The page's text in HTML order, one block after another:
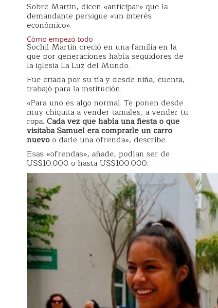
Sobre Martin, dicen «anticipar» que la
demandante persigue «un interés
económico».
Cómo empezó todo
Sochil Martin creció en una familia en la
que por generaciones había seguidores de
la iglesia La Luz del Mundo.
Fue criada por su tía y desde niña, cuenta,
trabajó para la institución.
«Para uno es algo normal. Te ponen desde
muy chiquita a vender tamales, a vender tu
ropa. Cada vez que había una fiesta o que
visitaba Samuel era comprarle un carro
nuevoo darle una ofrenda», describe.
Esas «ofrendas», añade, podían ser de
US$10.000 o hasta US$100.000.